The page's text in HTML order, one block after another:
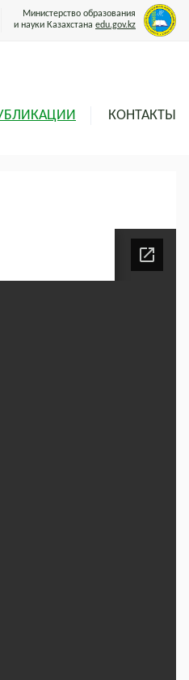
Министерство образования
и науки Казахстана edu.gov.kz
КОНТАКТЫ